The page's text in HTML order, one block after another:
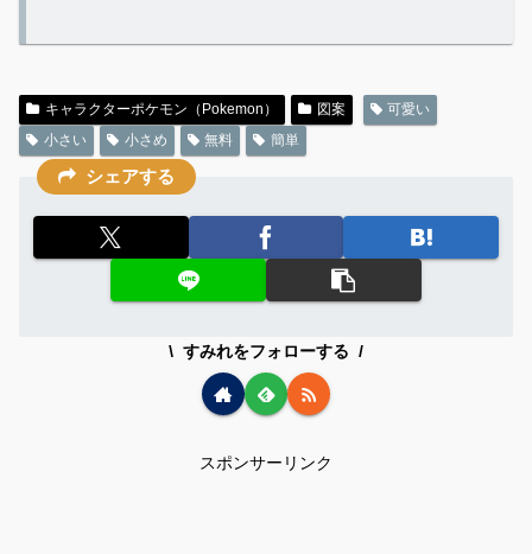
キャラクターポケモン（Pokemon） 図案
可愛い
小さい
小さめ 無料 簡単
シェアする
すみれをフォローする
スポンサーリンク